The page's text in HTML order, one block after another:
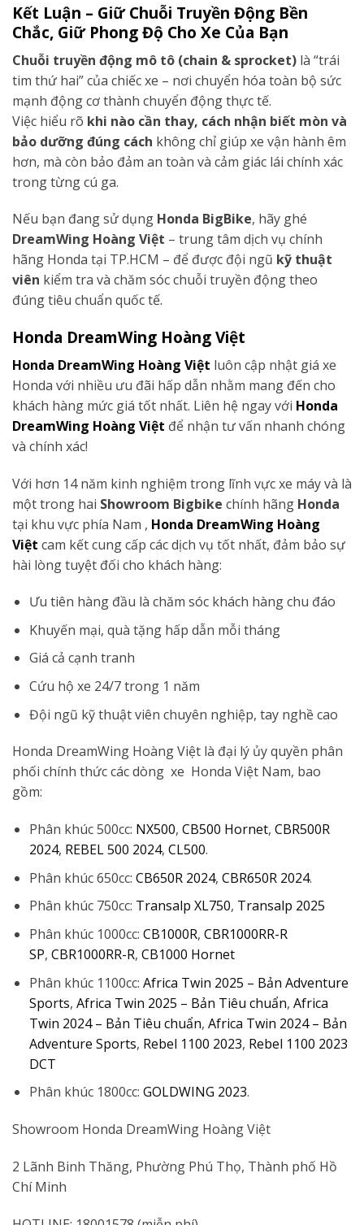
Kết Luận – Giữ Chuỗi Truyền Động Bền
Chắc, Giữ Phong Độ Cho Xe Của Bạn
Chuỗi truyền động mô tô (chain & sprocket) là “trái
tim thứ hai” của chiếc xe – nơi chuyển hóa toàn bộ sức
mạnh động cơ thành chuyển động thực tế.
Việc hiểu rõ khi nào cần thay, cách nhận biết mòn và
bảo dưỡng đúng cách không chỉ giúp xe vận hành êm
hơn, mà còn bảo đảm an toàn và cảm giác lái chính xác
trong từng cú ga.
Nếu bạn đang sử dụng Honda BigBike, hãy ghé
DreamWing Hoàng Việt – trung tâm dịch vụ chính
hãng Honda tại TP.HCM – để được đội ngũ kỹ thuật
viên kiểm tra và chăm sóc chuỗi truyền động theo
đúng tiêu chuẩn quốc tế.
Honda DreamWing Hoàng Việt
Honda DreamWing Hoàng Việt luôn cập nhật giá xe
Honda với nhiều ưu đãi hấp dẫn nhằm mang đến cho
khách hàng mức giá tốt nhất. Liên hệ ngay với Honda
DreamWing Hoàng Việt để nhận tư vấn nhanh chóng
và chính xác!
Với hơn 14 năm kinh nghiệm trong lĩnh vực xe máy và là
một trong hai Showroom Bigbike chính hãng Honda
tại khu vực phía Nam , Honda DreamWing Hoàng
Việt cam kết cung cấp các dịch vụ tốt nhất, đảm bảo sự
hài lòng tuyệt đối cho khách hàng:
Ưu tiên hàng đầu là chăm sóc khách hàng chu đáo
Khuyến mại, quà tặng hấp dẫn mỗi tháng
Giá cả cạnh tranh
Cứu hộ xe 24/7 trong 1 năm
Đội ngũ kỹ thuật viên chuyên nghiệp, tay nghề cao
Honda DreamWing Hoàng Việt là đại lý ủy quyền phân
phối chính thức các dòng xe Honda Việt Nam, bao
gồm:
Phân khúc 500cc: NX500, CB500 Hornet, CBR500R
2024, REBEL 500 2024, CL500.
Phân khúc 650cc: CB650R 2024, CBR650R 2024.
Phân khúc 750cc: Transalp XL750, Transalp 2025
Phân khúc 1000cc: CB1000R, CBR1000RR-R
SP, CBR1000RR-R, CB1000 Hornet
Phân khúc 1100cc: Africa Twin 2025 – Bản Adventure
Sports, Africa Twin 2025 – Bản Tiêu chuẩn, Africa
Twin 2024 – Bản Tiêu chuẩn, Africa Twin 2024 – Bản
Adventure Sports, Rebel 1100 2023, Rebel 1100 2023
DCT
Phân khúc 1800cc: GOLDWING 2023.
Showroom Honda DreamWing Hoàng Việt
2 Lãnh Binh Thăng, Phường Phú Thọ, Thành phố Hồ
Chí Minh